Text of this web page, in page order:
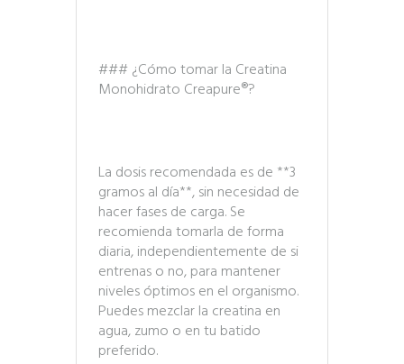
### ¿Cómo tomar la Creatina
Monohidrato Creapure®?
La dosis recomendada es de **3
gramos al día**, sin necesidad de
hacer fases de carga. Se
recomienda tomarla de forma
diaria, independientemente de si
entrenas o no, para mantener
niveles óptimos en el organismo.
Puedes mezclar la creatina en
agua, zumo o en tu batido
preferido.